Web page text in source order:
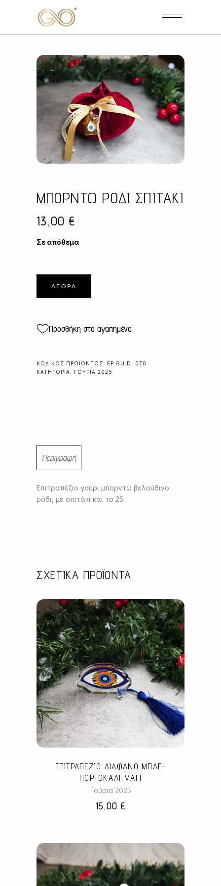
ΜΠΟΡΝΤΩ ΡΟΔΙ ΣΠΙΤΑΚΙ
13,00 €
Σε απόθεμα
ΑΓΟΡΆ
Προσθήκη στα αγαπημένα
ΚΩΔΙΚΌΣ ΠΡΟΪΌΝΤΟΣ: EP.GU.DI.070
ΚΑΤΗΓΟΡΊΑ: ΓΟΎΡΙΑ 2025
Περιγραφή
Επιτραπέζιο γούρι μπορντώ βελούδινο
ρόδι, με σπιτάκι και το 25.
ΣΧΕΤΙΚΆ ΠΡΟΪΌΝΤΑ
ΕΠΙΤΡΑΠΕΖΙΟ ΔΙΑΦΑΝΟ ΜΠΛΕ-
ΠΟΡΤΟΚΑΛΙ ΜΑΤΙ
Γούρια 2025
15,00 €